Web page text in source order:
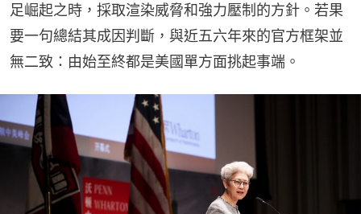
足崛起之時，採取渲染威脅和強力壓制的方針。若果
要一句總結其成因判斷，與近五六年來的官方框架並
無二致：由始至終都是美國單方面挑起事端。